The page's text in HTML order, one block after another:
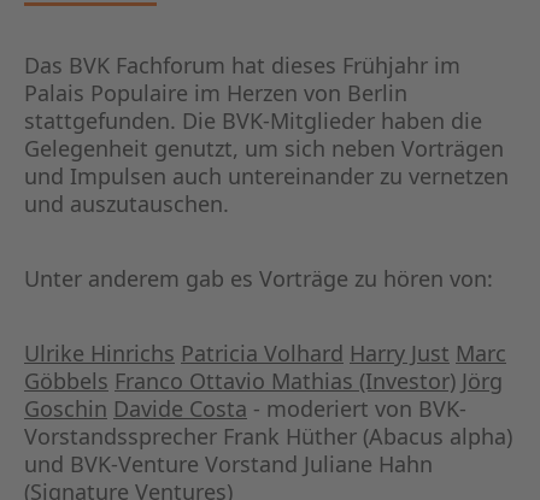
Das BVK Fachforum hat dieses Frühjahr im
Palais Populaire im Herzen von Berlin
stattgefunden. Die BVK-Mitglieder haben die
Gelegenheit genutzt, um sich neben Vorträgen
und Impulsen auch untereinander zu vernetzen
und auszutauschen.
Unter anderem gab es Vorträge zu hören von:
Ulrike Hinrichs Patricia Volhard Harry Just Marc
Göbbels Franco Ottavio Mathias (Investor) Jörg
Goschin Davide Costa - moderiert von BVK-
Vorstandssprecher Frank Hüther (Abacus alpha)
und BVK-Venture Vorstand Juliane Hahn
(Signature Ventures)